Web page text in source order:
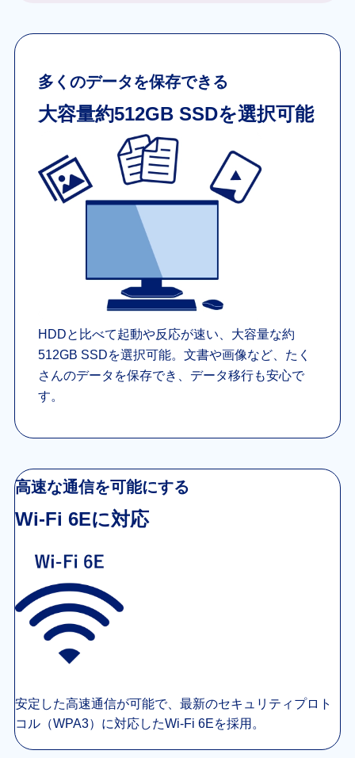
多くのデータを保存できる
大容量約512GB SSDを選択可能
HDDと比べて起動や反応が速い、大容量な約
512GB SSDを選択可能。文書や画像など、たく
さんのデータを保存でき、データ移行も安心で
す。
高速な通信を可能にする
Wi-Fi 6Eに対応
安定した高速通信が可能で、最新のセキュリティプロト
コル（WPA3）に対応したWi-Fi 6Eを採用。